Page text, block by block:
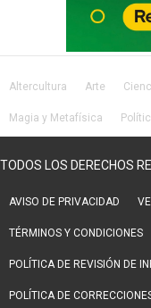
Altercultura Arte
Magia y Metafísica
TODOS LOS DERECHOS
AVISO DE PRIVACIDAD
TÉRMINOS Y CONDICIONES
POLÍTICA DE REVISIÓN DE
POLÍTICA DE